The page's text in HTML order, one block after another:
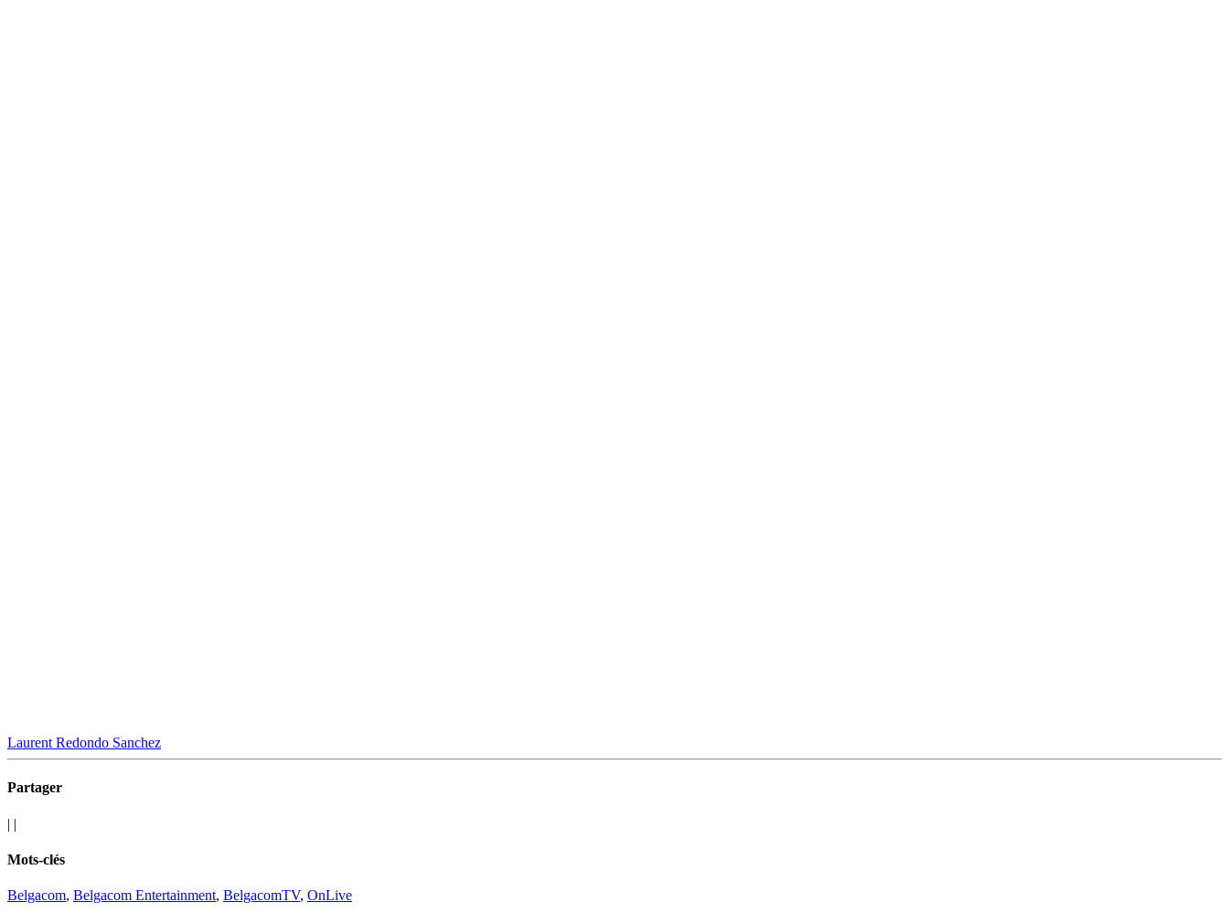
Laurent Redondo Sanchez
Partager
| |
Mots-clés
Belgacom, Belgacom Entertainment, BelgacomTV, OnLive